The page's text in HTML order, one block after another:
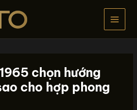
chọn hướng
cho hợp phong